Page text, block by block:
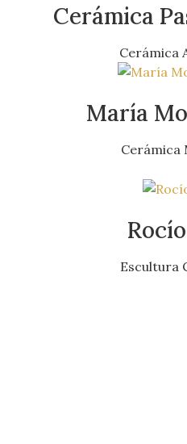
Cerámica
Cerámica
María
Cerámica
Escultura